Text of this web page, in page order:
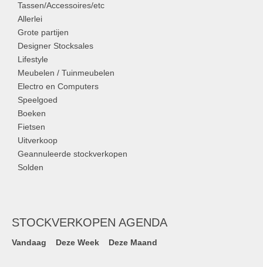
Tassen/Accessoires/etc
Allerlei
Grote partijen
Designer Stocksales
Lifestyle
Meubelen / Tuinmeubelen
Electro en Computers
Speelgoed
Boeken
Fietsen
Uitverkoop
Geannuleerde stockverkopen
Solden
STOCKVERKOPEN AGENDA
Vandaag Deze Week Deze Maand